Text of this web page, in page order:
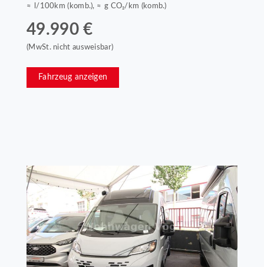
≈ l/100km (komb.), ≈ g CO₂/km (komb.)
49.990 €
(MwSt. nicht ausweisbar)
Fahrzeug anzeigen